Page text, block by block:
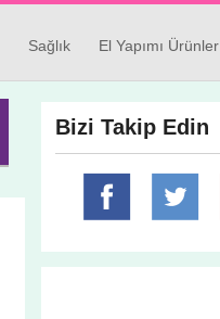
Sağlık El Yapımı Ürünler
Bizi Takip Edin